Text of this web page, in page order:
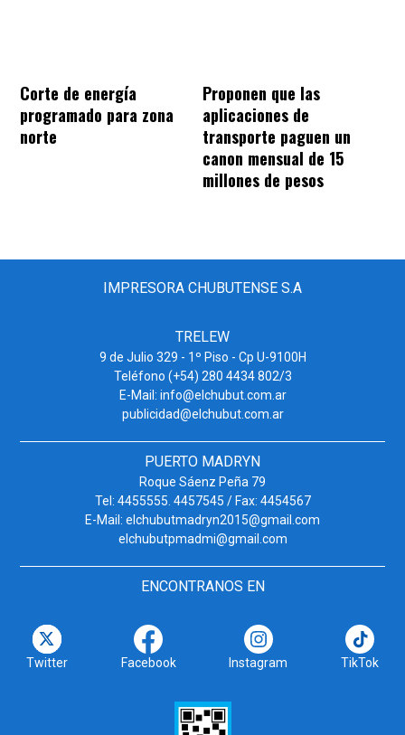
Corte de energía
programado para zona
norte
Proponen que las
aplicaciones de
transporte paguen un
canon mensual de 15
millones de pesos
IMPRESORA CHUBUTENSE S.A
TRELEW
9 de Julio 329 - 1º Piso - Cp U-9100H
Teléfono (+54) 280 4434 802/3
E-Mail: info@elchubut.com.ar
publicidad@elchubut.com.ar
PUERTO MADRYN
Roque Sáenz Peña 79
Tel: 4455555. 4457545 / Fax: 4454567
E-Mail: elchubutmadryn2015@gmail.com
elchubutpmadmi@gmail.com
ENCONTRANOS EN
Twitter Facebook Instagram TikTok